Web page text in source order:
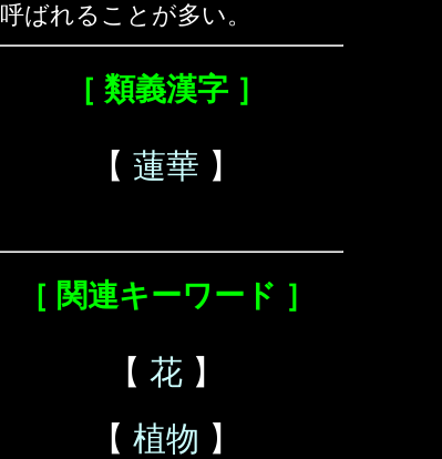
呼ばれることが多い。
［ 類義漢字 ］
【 蓮華 】
［ 関連キーワード ］
【 花 】
【 植物 】